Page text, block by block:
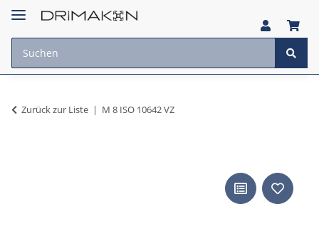
Zurück zur Liste M 8 ISO 10642 VZ